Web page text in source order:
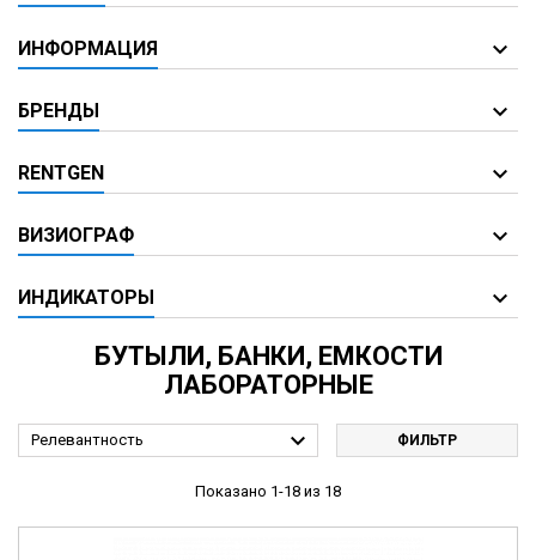
ИНФОРМАЦИЯ
БРЕНДЫ
RENTGEN
ВИЗИОГРАФ
ИНДИКАТОРЫ
БУТЫЛИ, БАНКИ, ЕМКОСТИ
ЛАБОРАТОРНЫЕ
Релевантность  ФИЛЬТР
Показано 1-18 из 18